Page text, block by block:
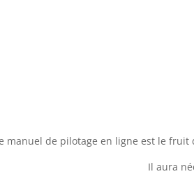
manuel de pilotage en ligne est le fruit
Il aura